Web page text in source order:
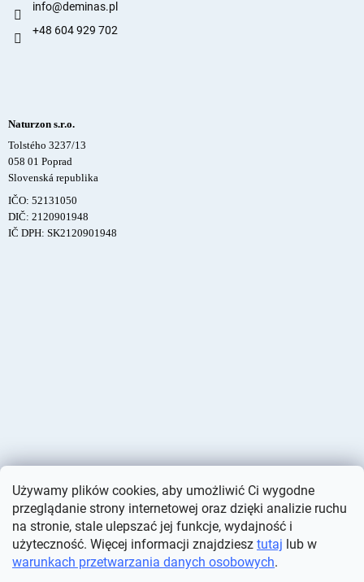
Używamy plików cookies, aby umożliwić Ci wygodne
przeglądanie strony internetowej oraz dzięki analizie ruchu
na stronie, stale ulepszać jej funkcje, wydajność i
użyteczność. Więcej informacji znajdziesz tutaj lub w
warunkach przetwarzania danych osobowych.
info@deminas.pl
+48 604 929 702
Naturzon s.r.o.
Tolstého 3237/13
058 01 Poprad
Slovenská republika
IČO: 52131050
DIČ: 2120901948
IČ DPH: SK2120901948